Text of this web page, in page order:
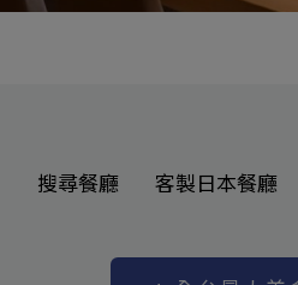
搜尋餐廳 客製日本餐廳